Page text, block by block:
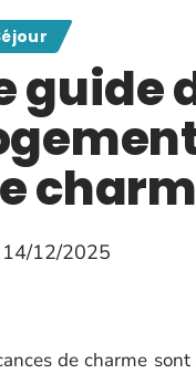
guide
14/12/2025
de charme